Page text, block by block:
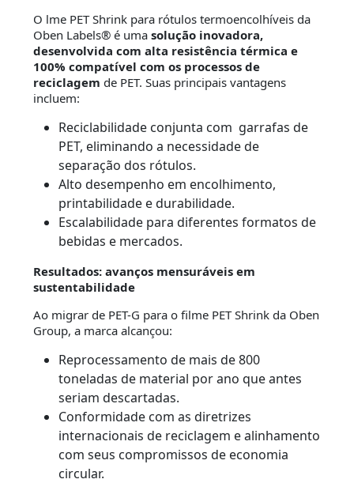
O lme PET Shrink para rótulos termoencolhíveis da
Oben Labels® é uma solução inovadora,
desenvolvida com alta resistência térmica e
100% compatível com os processos de
reciclagem de PET. Suas principais vantagens
incluem:
Reciclabilidade conjunta com garrafas de
PET, eliminando a necessidade de
separação dos rótulos.
Alto desempenho em encolhimento,
printabilidade e durabilidade.
Escalabilidade para diferentes formatos de
bebidas e mercados.
Resultados: avanços mensuráveis em
sustentabilidade
Ao migrar de PET-G para o filme PET Shrink da Oben
Group, a marca alcançou:
Reprocessamento de mais de 800
toneladas de material por ano que antes
seriam descartadas.
Conformidade com as diretrizes
internacionais de reciclagem e alinhamento
com seus compromissos de economia
circular.